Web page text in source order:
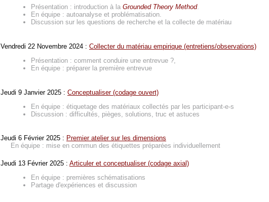
Présentation : introduction à la Grounded Theory Method.
En équipe : autoanalyse et problématisation.
Discussion sur les questions de recherche et la collecte de matériau
Vendredi 22 Novembre 2024 : Collecter du matériau empirique (entretiens/observations)
Présentation : comment conduire une entrevue ?,
En équipe : préparer la première entrevue
Jeudi 9 Janvier 2025 : Conceptualiser (codage ouvert)
En équipe : étiquetage des matériaux collectés par les participant-e-s
Discussion : difficultés, pièges, solutions, truc et astuces
Jeudi 6 Février 2025 : Premier atelier sur les dimensions
En équipe : mise en commun des étiquettes préparées individuellement
Jeudi 13 Février 2025 : Articuler et conceptualiser (codage axial)
En équipe : premières schématisations
Partage d'expériences et discussion